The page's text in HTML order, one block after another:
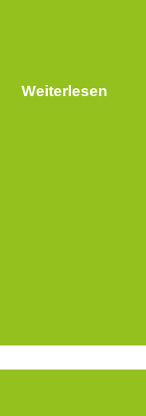
Weiterlesen